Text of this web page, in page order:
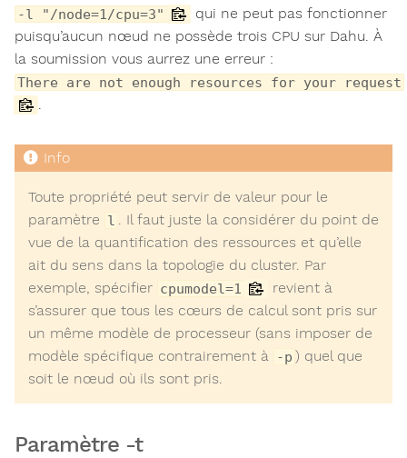
-l "/node=1/cpu=3"
qui ne peut pas fonctionner
puisqu’aucun nœud ne possède trois CPU sur Dahu. À
la soumission vous aurrez une erreur :
There are not enough resources for your request
.
Toute propriété peut servir de valeur pour le
paramètre l . Il faut juste la considérer du point de
vue de la quantification des ressources et qu’elle
ait du sens dans la topologie du cluster. Par
exemple, spécifier cpumodel=1
revient à
s’assurer que tous les cœurs de calcul sont pris sur
un même modèle de processeur (sans imposer de
modèle spécifique contrairement à -p ) quel que
soit le nœud où ils sont pris.
Paramètre -t